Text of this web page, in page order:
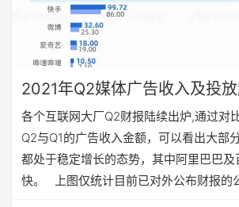
2021年Q2媒体广告收入及投
各个互联网大厂Q2财报陆续出炉,通过对
Q2与Q1的广告收入金额，可以看出大部
都处于稳定增长的态势，其中阿里巴巴
快。 上图仅统计目前已对外公布财报的